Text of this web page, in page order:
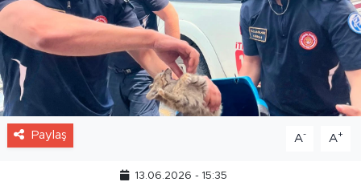
Paylaş A- A+
13.06.2026 - 15:35